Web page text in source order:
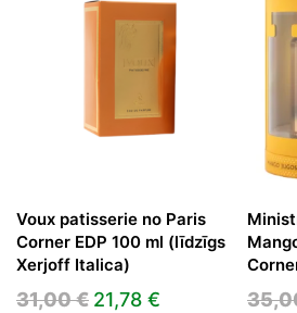
Voux patisserie no Paris
Corner EDP 100 ml (līdzīgs
Xerjoff Italica)
31,00€ Original
21,78 €